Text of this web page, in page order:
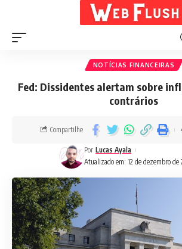
NOTÍCIAS FINANCEIRAS
Fed: Dissidentes alertam sobre
contrários
Atualizado em: 12 de dezembro de
Por Lucas Ayala
Compartilhe